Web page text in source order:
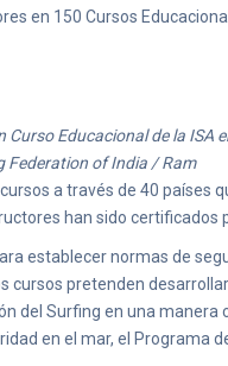
en 150 Cursos
Educacional de la ISA
Federation of India / Ram
a través de 40 países
han sido certificados
establecer normas de
cursos pretenden
del Surfing en una manera
en el mar, el Programa